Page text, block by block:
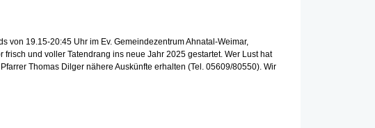
von 19.15-20:45 Uhr im Ev. Gemeindezentrum Ahnatal-Weimar,
und voller Tatendrang ins neue Jahr 2025 gestartet. Wer Lust hat
Thomas Dilger nähere Auskünfte erhalten (Tel. 05609/80550). Wir